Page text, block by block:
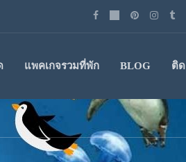
แพคเกจรวมที่พัก BLOG ติ